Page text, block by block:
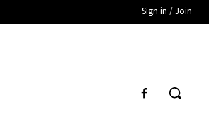
Sign in / Join